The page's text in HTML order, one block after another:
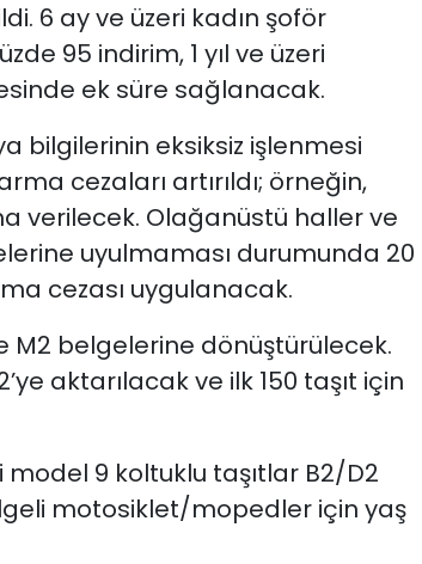
6 ay ve üzeri kadın şoför
95 indirim, 1 yıl ve üzeri
ek süre sağlanacak.
bilgilerinin eksiksiz işlenmesi
cezaları artırıldı; örneğin,
verilecek. Olağanüstü haller ve
uyulmaması durumunda 20
cezası uygulanacak.
M2 belgelerine dönüştürülecek.
aktarılacak ve ilk 150 taşıt için
model 9 koltuklu taşıtlar B2/D2
motosiklet/mopedler için yaş